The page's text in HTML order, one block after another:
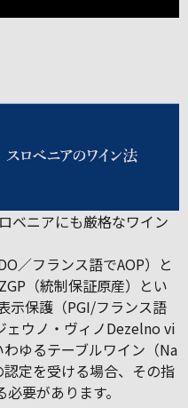
ベニアにも厳格なワイン
／フランス語でAOP）と
（統制保証原産）とい
示保護（PGI/フランス語
ェウノ・ヴィノDezelno vi
ゆるテーブルワイン（Na
定を受ける場合、その指
要があります。